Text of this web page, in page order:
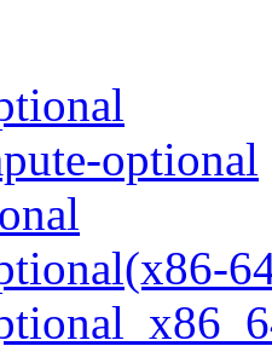
optional